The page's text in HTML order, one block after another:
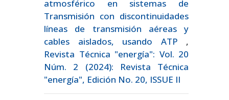
atmosférico en sistemas de
Transmisión con discontinuidades
líneas de transmisión aéreas y
cables aislados, usando ATP ,
Revista Técnica "energía": Vol. 20
Núm. 2 (2024): Revista Técnica
"energía", Edición No. 20, ISSUE II